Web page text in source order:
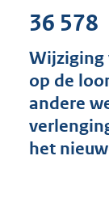
36 578
Wijziging
op de
andere
het